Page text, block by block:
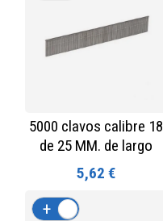
5000 clavos calibre 18
de 25 MM. de largo
5,62 €
+